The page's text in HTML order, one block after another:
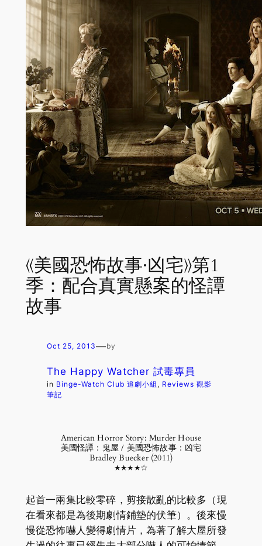
《美國恐怖故事·凶宅》第1
季：配合真實懸案的怪譚
故事
Oct 25, 2013—by
The Happy Watcher 試毒專員
in Binge-Watch Club 追劇小組 , Reviews 觀影
筆記
American Horror Story: Murder House
美國怪譚：鬼屋 / 美國恐怖故事：凶宅
Bradley Buecker (2011)
★★★★☆
起首一兩集比較零碎，剪接散亂的比較多（現
在看來都是為後期劇情鋪墊的伏筆）。後來慢
慢從恐怖嚇人變得劇情片，為著了解大屋所發